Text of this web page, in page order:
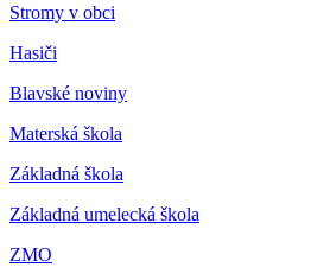
Stromy v obci
Hasiči
Blavské noviny
Materská škola
Základná škola
Základná umelecká škola
ZMO